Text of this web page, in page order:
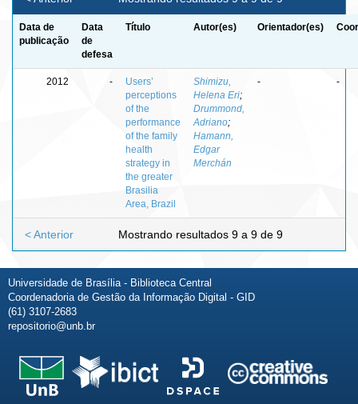
Data de
publicação
Data
de
defesa
Título Autor(es) Orientador(es)
2012 -
Users’
perceptions
of the
performance
of the family
health
strategy in
the greater
Brasilia
Area, Brazil
Shimizu,
Helena Eri;
Drummond,
Adriano;
Hamann,
Edgar
Merchán
- -
Mostrando resultados 9 a 9 de 9
< Anterior
Universidade de Brasília - Biblioteca Central
Coordenadoria de Gestão da Informação Digital - GID
(61) 3107-2683
repositorio@unb.br